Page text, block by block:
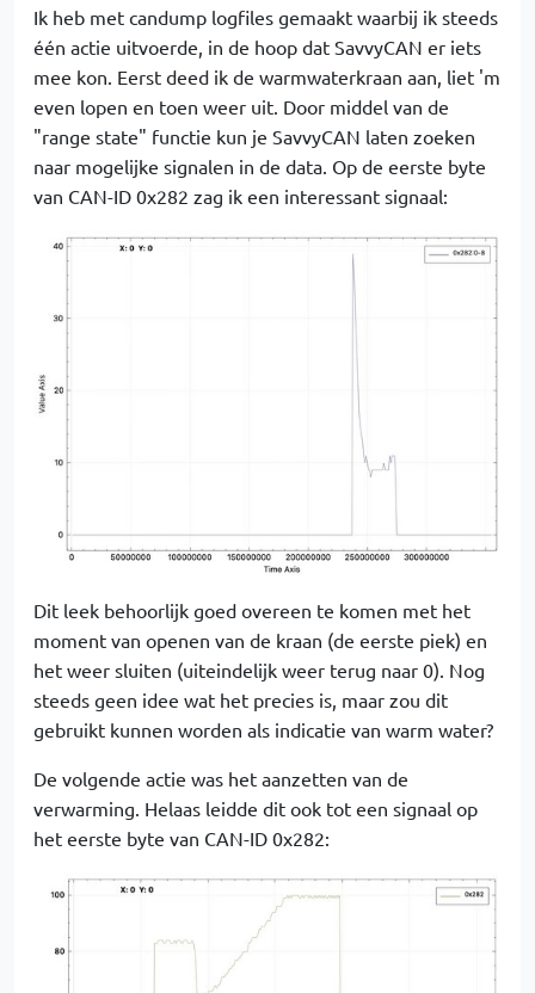
Ik heb met candump logfiles gemaakt waarbij ik steeds
één actie uitvoerde, in de hoop dat SavvyCAN er iets
mee kon. Eerst deed ik de warmwaterkraan aan, liet 'm
even lopen en toen weer uit. Door middel van de
"range state" functie kun je SavvyCAN laten zoeken
naar mogelijke signalen in de data. Op de eerste byte
van CAN-ID 0x282 zag ik een interessant signaal:
Dit leek behoorlijk goed overeen te komen met het
moment van openen van de kraan (de eerste piek) en
het weer sluiten (uiteindelijk weer terug naar 0). Nog
steeds geen idee wat het precies is, maar zou dit
gebruikt kunnen worden als indicatie van warm water?
De volgende actie was het aanzetten van de
verwarming. Helaas leidde dit ook tot een signaal op
het eerste byte van CAN-ID 0x282: